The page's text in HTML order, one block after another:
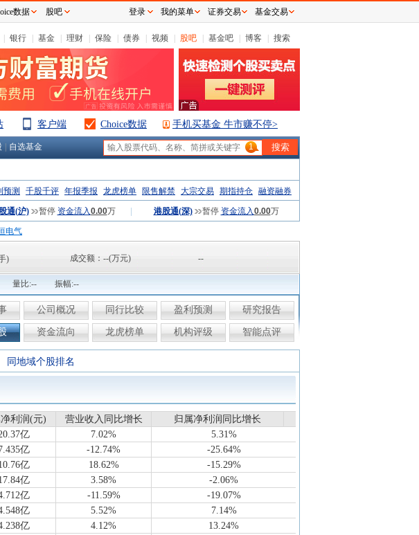
银行 基金 理财 保险 债券 视频 股吧 基金吧 博客 搜索
客户端 Choice数据 手机买基金 牛市赚不停>
自选基金 1
预测 千股千评 年报季报 龙虎榜单 限售解禁 大宗交易 期指持仓 融资融券
通(沪) 暂停 资金流入0.00万 港股通(深) 暂停 资金流入0.00万
电气
) 成交额： --(万元) --
量比:-- 振幅:--
公司概况 同行比较 盈利预测 研究报告
资金流向 龙虎榜单 机构评级 智能点评
同地域个股排名
利润(元) 营业收入同比增长 归属净利润同比增长
利润(元) 营业收入同比增长
归属净利润同比增长
亿 7.02%
5.31%
亿 -12.74%
-25.64%
亿 18.62%
-15.29%
亿 3.58%
-2.06%
亿 -11.59%
-19.07%
亿 5.52%
7.14%
亿 4.12%
13.24%
数据 股吧 登录 我的菜单 证券交易 基金交易